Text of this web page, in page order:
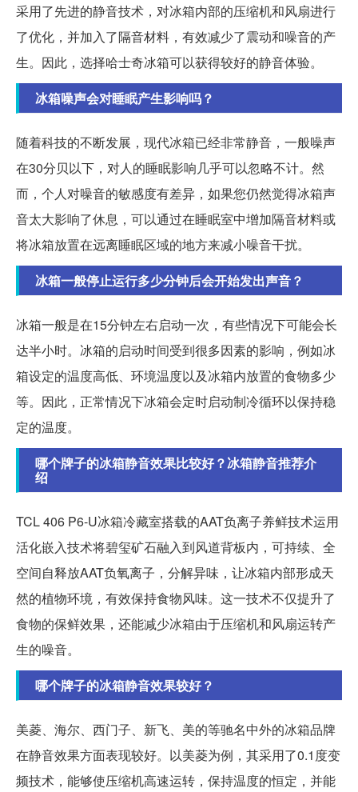
采用了先进的静音技术，对冰箱内部的压缩机和风扇进行
了优化，并加入了隔音材料，有效减少了震动和噪音的产
生。因此，选择哈士奇冰箱可以获得较好的静音体验。
冰箱噪声会对睡眠产生影响吗？
随着科技的不断发展，现代冰箱已经非常静音，一般噪声
在30分贝以下，对人的睡眠影响几乎可以忽略不计。然
而，个人对噪音的敏感度有差异，如果您仍然觉得冰箱声
音太大影响了休息，可以通过在睡眠室中增加隔音材料或
将冰箱放置在远离睡眠区域的地方来减小噪音干扰。
冰箱一般停止运行多少分钟后会开始发出声音？
冰箱一般是在15分钟左右启动一次，有些情况下可能会长
达半小时。冰箱的启动时间受到很多因素的影响，例如冰
箱设定的温度高低、环境温度以及冰箱内放置的食物多少
等。因此，正常情况下冰箱会定时启动制冷循环以保持稳
定的温度。
哪个牌子的冰箱静音效果比较好？冰箱静音推荐介
绍
TCL 406 P6-U冰箱冷藏室搭载的AAT负离子养鲜技术运用
活化嵌入技术将碧玺矿石融入到风道背板内，可持续、全
空间自释放AAT负氧离子，分解异味，让冰箱内部形成天
然的植物环境，有效保持食物风味。这一技术不仅提升了
食物的保鲜效果，还能减少冰箱由于压缩机和风扇运转产
生的噪音。
哪个牌子的冰箱静音效果较好？
美菱、海尔、西门子、新飞、美的等驰名中外的冰箱品牌
在静音效果方面表现较好。以美菱为例，其采用了0.1度变
频技术，能够使压缩机高速运转，保持温度的恒定，并能